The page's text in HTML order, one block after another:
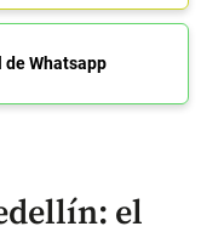
de Whatsapp
el